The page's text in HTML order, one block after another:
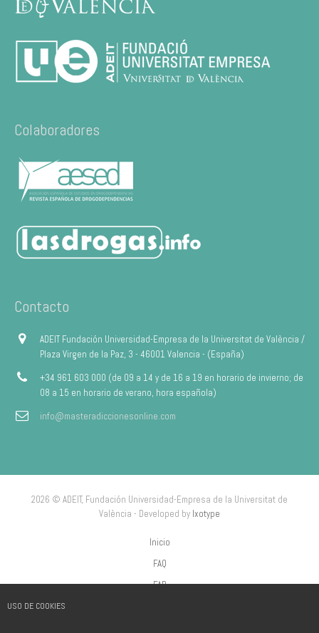
USO DE COOKIES
Colaboradores
Contacto
ADEIT Fundación Universidad-Empresa de la Universitat de València /
Plaza Virgen de la Paz, 3 - 46001 Valencia - (España)
+34 961 603 000 (de 09 a 14 y de 16 a 19 en horario de invierno; de
08 a 15 en horario de verano, hora española)
info@masteradiccionesonline.com
2026 © ADEIT, Fundación Universidad-Empresa de la Universitat de
València - Developed by Ixotype
Inicio
FAQ
FAP